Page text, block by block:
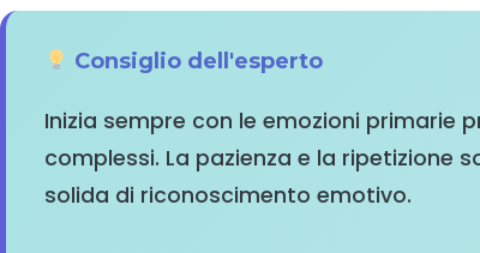
Consiglio dell'esperto
Inizia sempre con le emozioni primarie
complessi. La pazienza e la ripetizione
solida di riconoscimento emotivo.